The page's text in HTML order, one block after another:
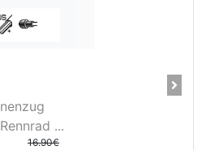
28" Vorderrad Shimano DH-
3D37 Nabendynamo/Remerx...
UVP
Next